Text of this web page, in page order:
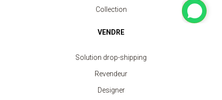
Collection
VENDRE
Solution drop-shipping
Revendeur
Designer